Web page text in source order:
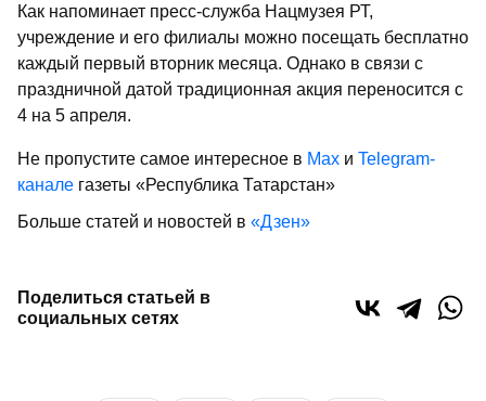
Как напоминает пресс-служба Нацмузея РТ,
учреждение и его филиалы можно посещать бесплатно
каждый первый вторник месяца. Однако в связи с
праздничной датой традиционная акция переносится с
4 на 5 апреля.
Не пропустите самое интересное в Max и Telegram-
канале газеты «Республика Татарстан»
Больше статей и новостей в «Дзен»
Поделиться статьей в
социальных сетях